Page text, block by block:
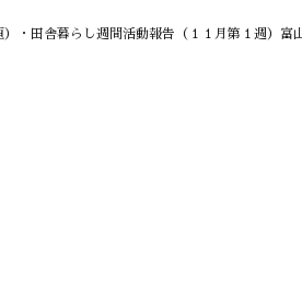
・田舎暮らし週間活動報告（１１月第１週）富